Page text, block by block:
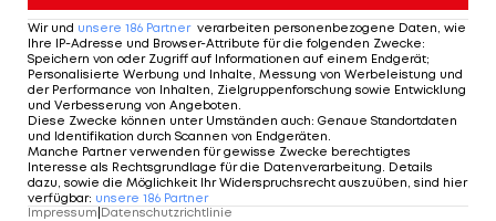
Somit holt sich der HCP das Heimrecht und
könnte bereits am kommenden Dienstag(>>> im
LIVE-Ticker ab 19:45 Uhr)in die Playoffs einziehen.
Capitals gegen
Fehervar! Das sind die
Pre-Playoff-Paarungen
Wir und unsere 186 Partner verarbeiten personenbezogene Daten, wie
Ihre IP-Adresse und Browser-Attribute für die folgenden Zwecke:
Speichern von oder Zugriff auf Informationen auf einem Endgerät;
Personalisierte Werbung und Inhalte, Messung von Werbeleistung und
der Performance von Inhalten, Zielgruppenforschung sowie Entwicklung
und Verbesserung von Angeboten.
Diese Zwecke können unter Umständen auch: Genaue Standortdaten
und Identifikation durch Scannen von Endgeräten.
Manche Partner verwenden für gewisse Zwecke berechtigtes
Interesse als Rechtsgrundlage für die Datenverarbeitung. Details
dazu, sowie die Möglichkeit Ihr Widerspruchsrecht auszuüben, sind hier
verfügbar: unsere 186 Partner
Impressum Datenschutzrichtlinie